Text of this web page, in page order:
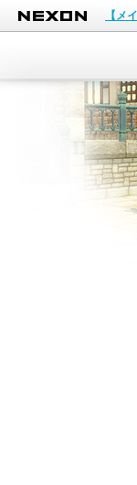
NEXON
【メ